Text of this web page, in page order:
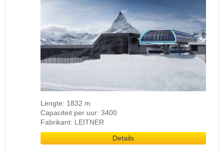
Lengte: 1832 m
Capaciteit per uur: 3400
Fabrikant: LEITNER
Details